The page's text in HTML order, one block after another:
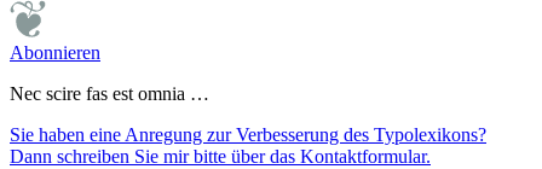
Abonnieren
Nec scire fas est omnia …
Sie haben eine Anregung zur Verbesserung des Typolexikons?
Dann schreiben Sie mir bitte über das Kontaktformular.